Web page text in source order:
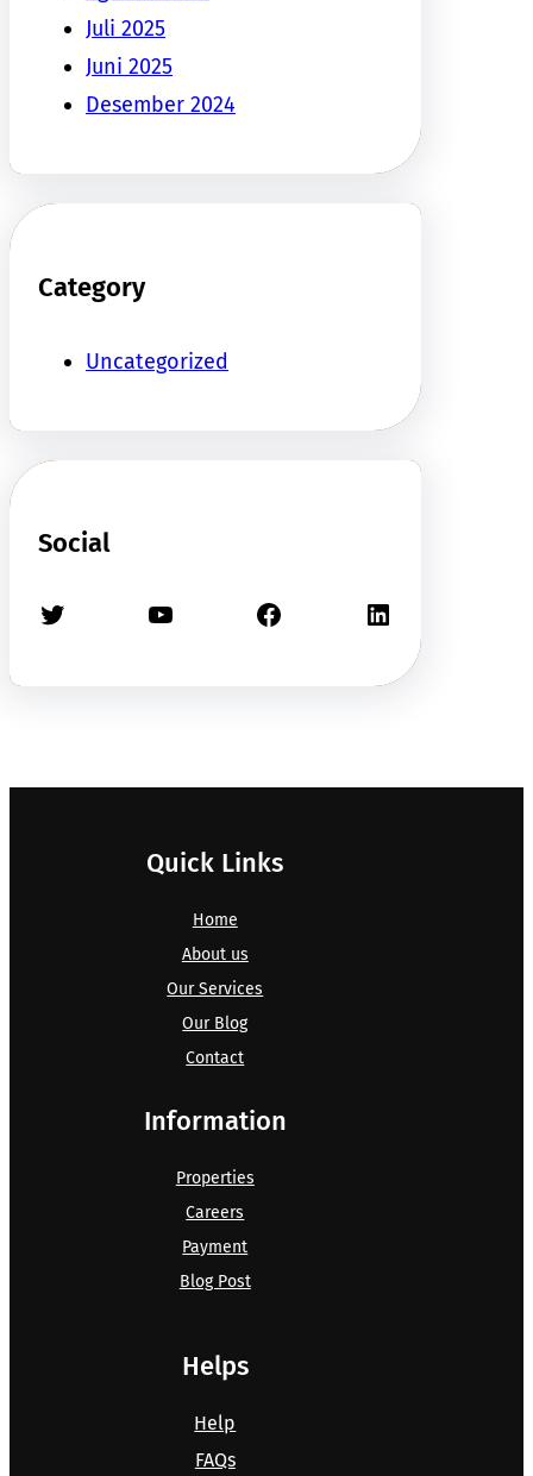
Juli 2025
Juni 2025
Desember 2024
Category
Uncategorized
Social
Twitter YouTube Facebook LinkedIn
Quick Links
Home
About us
Our Services
Our Blog
Contact
Information
Properties
Careers
Payment
Blog Post
Helps
Help
FAQs